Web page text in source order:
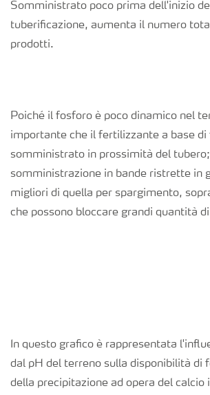
Somministrato poco prima dell'inizio
tuberificazione, aumenta il numero
prodotti.
Poiché il fosforo è poco dinamico nel
importante che il fertilizzante a base di
somministrato in prossimità del
somministrazione in bande ristrette in
migliori di quella per spargimento,
che possono bloccare grandi quantità
In questo grafico è rappresentata
dal pH del terreno sulla disponibilità di
della precipitazione ad opera del calcio